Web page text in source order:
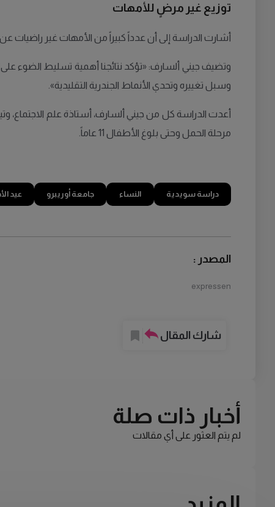
توزيع غير مرضٍ للأمهات
أشارت الدراسة إلى أن عدداً كبيراً من الأمهات غير راضيات
وتضيف جيني ألسارف: «تؤكد نتائجنا أهمية تسليط الضوء
وسبل تغييره وتحدي الأنماط الجندرية التقليدية».
أعدت الدراسة كل من جيني ألسارف، أستاذة علم الاجتماع،
مرحلة الحمل وحتى بلوغ الأطفال 11 عاماً.
دراسة سويدية النساء جامعة أوريبرو عيد
المصدر :
expressen
شارك المقال
أخبار ذات صلة
لم يتم العثور على أي مقالات